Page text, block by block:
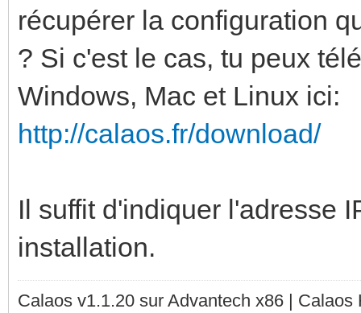
récupérer la configuration
? Si c'est le cas, tu peux
Windows, Mac et Linux ici:
http://calaos.fr/download/
Il suffit d'indiquer l'adresse
installation.
Calaos v1.1.20 sur Advantech x86 |